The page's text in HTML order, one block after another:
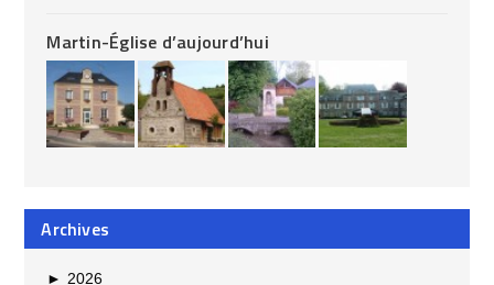
Martin-Église d’aujourd’hui
Archives
► 2026